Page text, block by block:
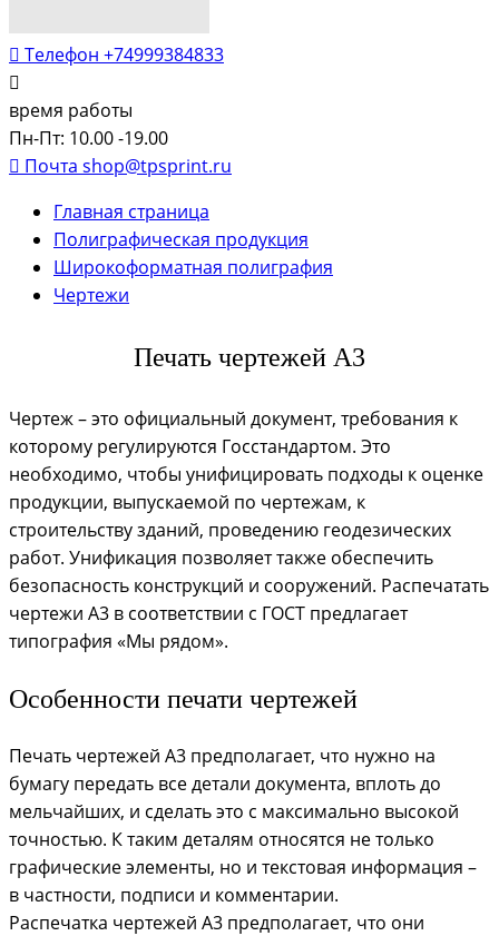
Телефон +74999384833
время работы
Пн-Пт: 10.00 -19.00
Почта shop@tpsprint.ru
Главная страница
Полиграфическая продукция
Широкоформатная полиграфия
Чертежи
Печать чертежей А3
Чертеж – это официальный документ, требования к
которому регулируются Госстандартом. Это
необходимо, чтобы унифицировать подходы к оценке
продукции, выпускаемой по чертежам, к
строительству зданий, проведению геодезических
работ. Унификация позволяет также обеспечить
безопасность конструкций и сооружений. Распечатать
чертежи А3 в соответствии с ГОСТ предлагает
типография «Мы рядом».
Особенности печати чертежей
Печать чертежей А3 предполагает, что нужно на
бумагу передать все детали документа, вплоть до
мельчайших, и сделать это с максимально высокой
точностью. К таким деталям относятся не только
графические элементы, но и текстовая информация –
в частности, подписи и комментарии.
Распечатка чертежей А3 предполагает, что они